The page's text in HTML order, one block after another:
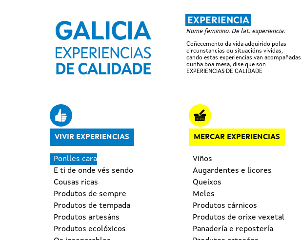
EXPERIENCIA
Nome feminino. De lat. experiencia.
Coñecemento da vida adquirido polas
circunstancias ou situacións vividas,
cando estas experiencias van acompañadas
dunha boa mesa, dise que son
EXPERIENCIAS DE CALIDADE
VIVIR EXPERIENCIAS
Ponlles cara
E ti de onde vés sendo
Cousas ricas
Produtos de sempre
Produtos de tempada
Produtos artesáns
Produtos ecolóxicos
MERCAR EXPERIENCIAS
Viños
Augardentes e licores
Queixos
Meles
Produtos cárnicos
Produtos de orixe vexetal
Panadería e repostería